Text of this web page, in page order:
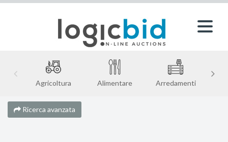
Agricoltura Alimentare Arredamenti
Ricerca avanzata